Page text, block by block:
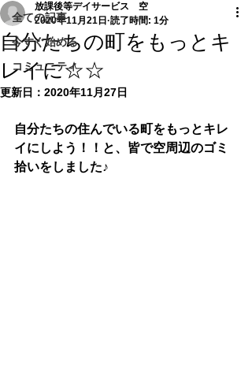
全ての記事
今すぐ始める
コミュニティ
自分たちの町をもっとキ
レイに☆☆
放課後等デイサービス 空
2020年11月21日 読了時間: 1分
更新日： 2020年11月27日
自分たちの住んでいる町をもっとキレ
イにしよう！！と、皆で空周辺のゴミ
拾いをしました♪